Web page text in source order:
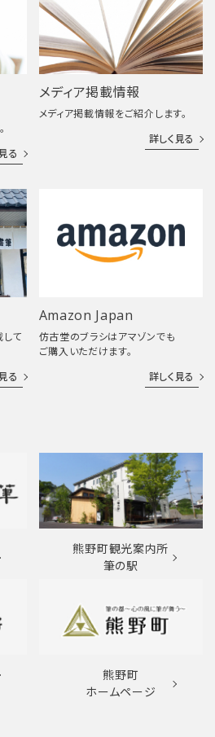
る
メディア掲載情報
メディア掲載情報をご紹介します。
詳しく見る
て
る
Amazon Japan
仿古堂のブラシはアマゾンでも
ご購入いただけます。
詳しく見る
熊野町観光案内所
筆の駅
熊野町
ホームページ